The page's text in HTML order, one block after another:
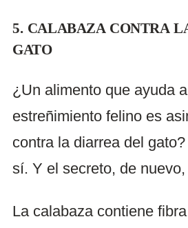
5. CALABAZA CONTRA
GATO
¿Un alimento que ayuda
estreñimiento felino es
contra la diarrea del
sí. Y el secreto, de
La calabaza contiene